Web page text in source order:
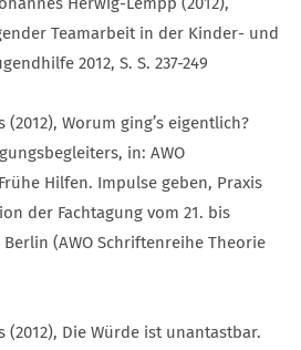
Teamarbeit in der Kinder- und
2012, S. S. 237-249
Worum ging’s eigentlich?
in: AWO
Hilfen. Impulse geben, Praxis
der Fachtagung vom 21. bis
Berlin (AWO Schriftenreihe Theorie
(2012), Die Würde ist unantastbar.